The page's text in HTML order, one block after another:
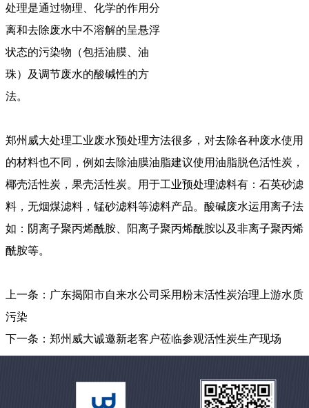
处理是通过物理、化学的作用分
离和去除废水中不溶解的呈悬浮
状态的污染物（包括油膜、油
珠）及调节废水的酸碱性的方
法。
郑州威大处理工业废水预处理方法很多，对去除各种废水使用
的材料也不同，例如去除油膜油脂建议使用油脂脱色活性炭，
椰壳活性炭，果壳活性炭。用于工业预处理滤料有：石英砂滤
料，无烟煤滤料，锰砂滤料等滤料产品。酸碱废水运用离子法
如：阴离子聚丙烯酰胺、阳离子聚丙烯酰胺以及非离子聚丙烯
酰胺等。
上一条： 广东揭阳市自来水公司采用粉末活性炭治理上游水质
污染
下一条： 郑州威大诚邀新老客户莅临参观活性炭生产现场